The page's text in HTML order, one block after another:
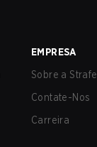
EMPRESA
Sobre a Strafe
Contate-Nos
Carreira